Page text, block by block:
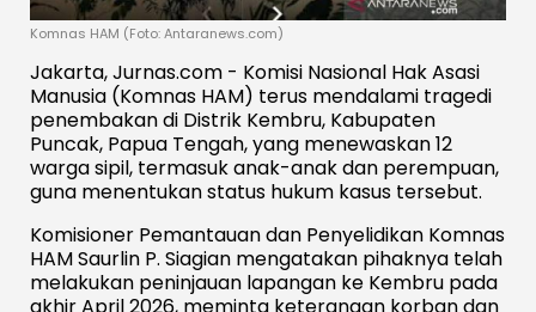
Komnas HAM (Foto: Antaranews.com)
Jakarta, Jurnas.com - Komisi Nasional Hak Asasi
Manusia (Komnas HAM) terus mendalami tragedi
penembakan di Distrik Kembru, Kabupaten
Puncak, Papua Tengah, yang menewaskan 12
warga sipil, termasuk anak-anak dan perempuan,
guna menentukan status hukum kasus tersebut.
Komisioner Pemantauan dan Penyelidikan Komnas
HAM Saurlin P. Siagian mengatakan pihaknya telah
melakukan peninjauan lapangan ke Kembru pada
akhir April 2026, meminta keterangan korban dan